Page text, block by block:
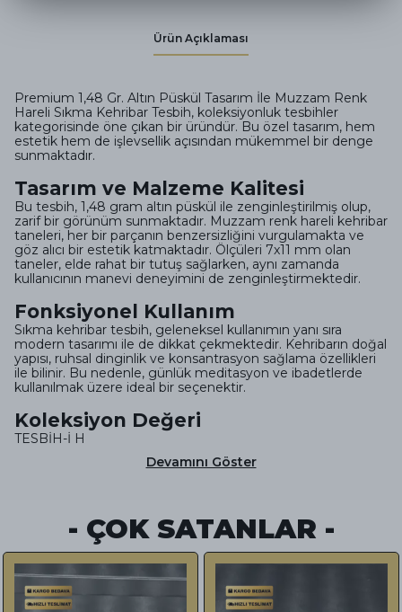
Ürün Açıklaması
Premium 1,48 Gr. Altın Püskül Tasarım İle Muzzam Renk
Hareli Sıkma Kehribar Tesbih, koleksiyonluk tesbihler
kategorisinde öne çıkan bir üründür. Bu özel tasarım, hem
estetik hem de işlevsellik açısından mükemmel bir denge
sunmaktadır.
Tasarım ve Malzeme Kalitesi
Bu tesbih, 1,48 gram altın püskül ile zenginleştirilmiş olup,
zarif bir görünüm sunmaktadır. Muzzam renk hareli kehribar
taneleri, her bir parçanın benzersizliğini vurgulamakta ve
göz alıcı bir estetik katmaktadır. Ölçüleri 7x11 mm olan
taneler, elde rahat bir tutuş sağlarken, aynı zamanda
kullanıcının manevi deneyimini de zenginleştirmektedir.
Fonksiyonel Kullanım
Sıkma kehribar tesbih, geleneksel kullanımın yanı sıra
modern tasarımı ile de dikkat çekmektedir. Kehribarın doğal
yapısı, ruhsal dinginlik ve konsantrasyon sağlama özellikleri
ile bilinir. Bu nedenle, günlük meditasyon ve ibadetlerde
kullanılmak üzere ideal bir seçenektir.
Koleksiyon Değeri
TESBİH-İ H
Devamını Göster
- ÇOK SATANLAR -